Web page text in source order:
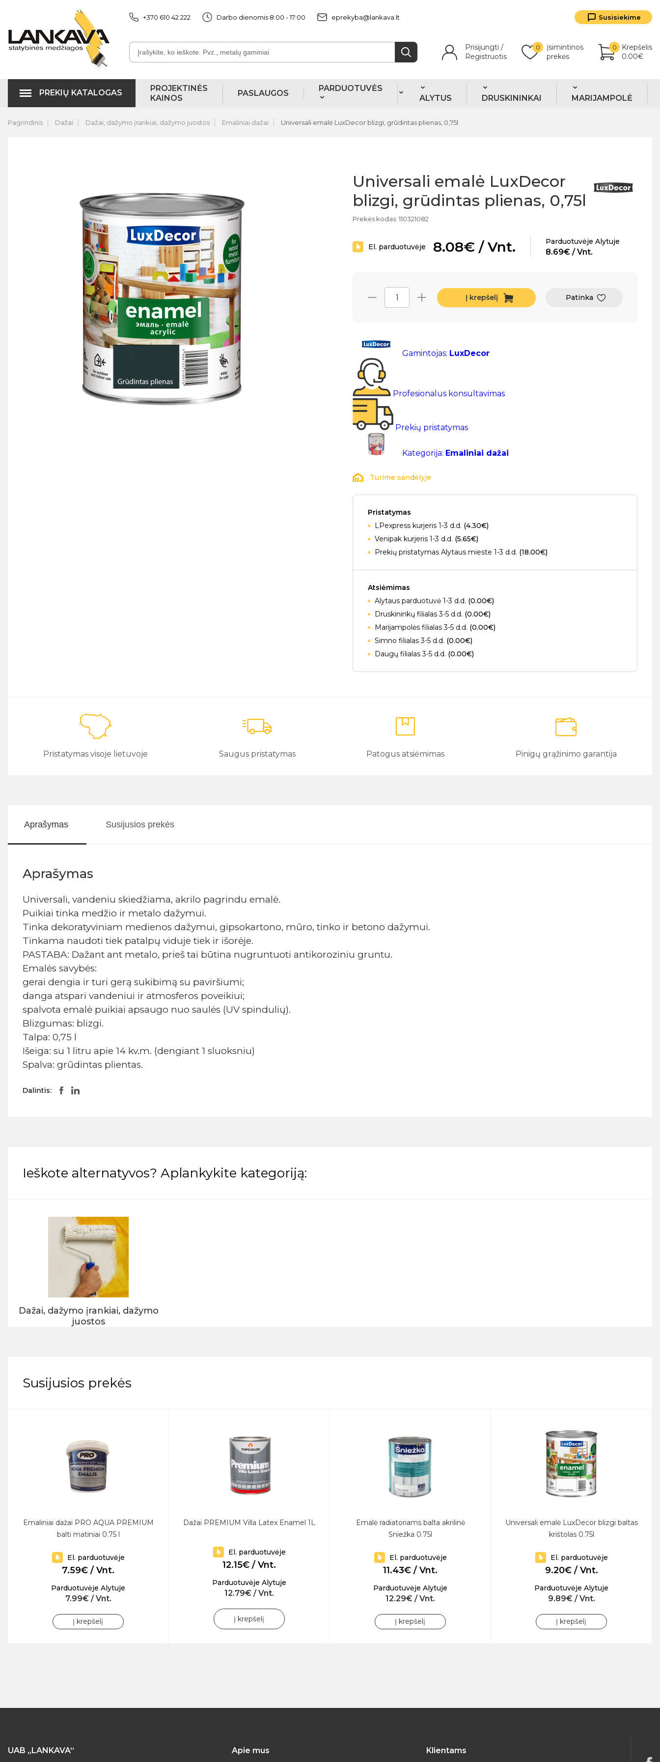
+370 610 42 222 Darbo dienomis 8:00 - 17:00 eprekyba@lankava.lt Susisiekime
Prisijungti /
Registruotis
Įsimintinos
prekės
0
Krepšelis
0.00€
0
PREKIŲ KATALOGAS
PROJEKTINĖS
KAINOS
PASLAUGOS
PARDUOTUVĖS
ALYTUS
DRUSKININKAI MARIJAMPOLĖ
Pagrindinis Dažai Dažai, dažymo įrankiai, dažymo juostos Emaliniai dažai Universali emalė LuxDecor blizgi, grūdintas plienas, 0,75l
Universali emalė LuxDecor
blizgi, grūdintas plienas, 0,75l
Prekės kodas: 110321082
El. parduotuvėje 8.08€ / Vnt. Parduotuvėje Alytuje
8.69€ / Vnt.
Į krepšelį Patinka
Gamintojas: LuxDecor
Profesionalus konsultavimas
Prekių pristatymas
Kategorija: Emaliniai dažai
Turime sandėlyje
Pristatymas
LPexpress kurjeris 1-3 d.d. (4.30€)
Venipak kurjeris 1-3 d.d. (5.65€)
Prekių pristatymas Alytaus mieste 1-3 d.d. (18.00€)
Atsiėmimas
Alytaus parduotuvė 1-3 d.d. (0.00€)
Druskininkų filialas 3-5 d.d. (0.00€)
Marijampolės filialas 3-5 d.d. (0.00€)
Simno filialas 3-5 d.d. (0.00€)
Daugų filialas 3-5 d.d. (0.00€)
Pristatymas visoje lietuvoje Saugus pristatymas Patogus atsiėmimas Pinigų grąžinimo garantija
Aprašymas Susijusios prekės
Aprašymas
Universali, vandeniu skiedžiama, akrilo pagrindu emalė.
Puikiai tinka medžio ir metalo dažymui.
Tinka dekoratyviniam medienos dažymui, gipsokartono, mūro, tinko ir betono dažymui.
Tinkama naudoti tiek patalpų viduje tiek ir išorėje.
PASTABA: Dažant ant metalo, prieš tai būtina nugruntuoti antikoroziniu gruntu.
Emalės savybės:
gerai dengia ir turi gerą sukibimą su paviršiumi;
danga atspari vandeniui ir atmosferos poveikiui;
spalvota emalė puikiai apsaugo nuo saulės (UV spindulių).
Blizgumas: blizgi.
Talpa: 0,75 l
Išeiga: su 1 litru apie 14 kv.m. (dengiant 1 sluoksniu)
Spalva: grūdintas plientas.
Dalintis:
Ieškote alternatyvos? Aplankykite kategoriją:
Dažai, dažymo įrankiai, dažymo
juostos
Susijusios prekės
Emaliniai dažai PRO AQUA PREMIUM
balti matiniai 0.75 l
El. parduotuvėje
7.59€ / Vnt.
Parduotuvėje Alytuje
7.99€ / Vnt.
Į krepšelį
Dažai PREMIUM Villa Latex Enamel 1L
El. parduotuvėje
12.15€ / Vnt.
Parduotuvėje Alytuje
12.79€ / Vnt.
Į krepšelį
Emalė radiatoriams balta akrilinė
Sniežka 0.75l
El. parduotuvėje
11.43€ / Vnt.
Parduotuvėje Alytuje
12.29€ / Vnt.
Į krepšelį
Universali emalė LuxDecor blizgi baltas
krištolas 0.75l
El. parduotuvėje
9.20€ / Vnt.
Parduotuvėje Alytuje
9.89€ / Vnt.
Į krepšelį
UAB „LANKAVA“ Apie mus Klientams